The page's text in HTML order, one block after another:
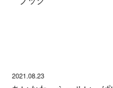
2021.08.23